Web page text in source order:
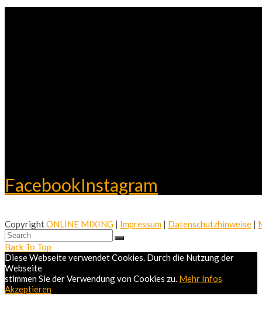
FacebookInstagram
CopyrightONLINE MIXING | Impressum | Datenschutzhinweise |
Back To Top
Diese Webseite verwendet Cookies. Durch die Nutzung der
Webseite
stimmen Sie der Verwendung von Cookies zu. Mehr Infos
Akzeptieren